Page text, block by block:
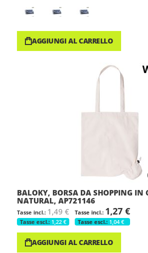
AGGIUNGI AL CARRELLO
BALOKY, BORSA DA SHOPPING IN
NATURAL, AP721146
1,49 €
1,22 €
1,27 €
1,04 €
AGGIUNGI AL CARRELLO